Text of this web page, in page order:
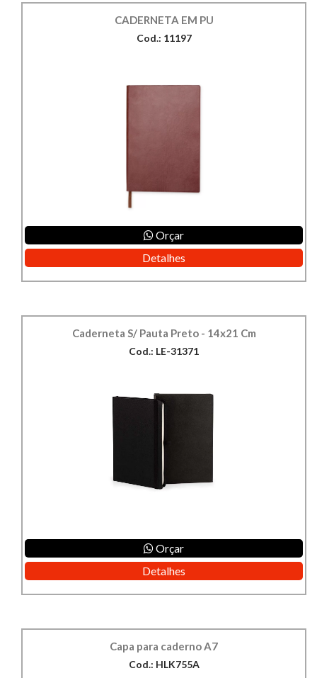
CADERNETA EM PU
Cod.: 11197
Orçar
Detalhes
Caderneta S/ Pauta Preto - 14x21 Cm
Cod.: LE-31371
Orçar
Detalhes
Capa para caderno A7
Cod.: HLK755A